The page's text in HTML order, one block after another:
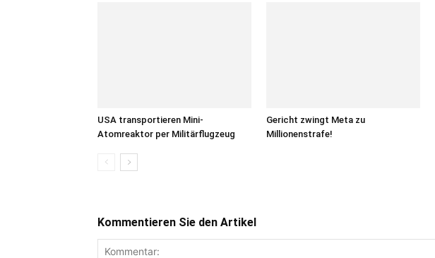
USA transportieren Mini-
Atomreaktor per Militärflugzeug
Gericht zwingt Meta zu
Millionenstrafe!
Kommentieren Sie den Artikel